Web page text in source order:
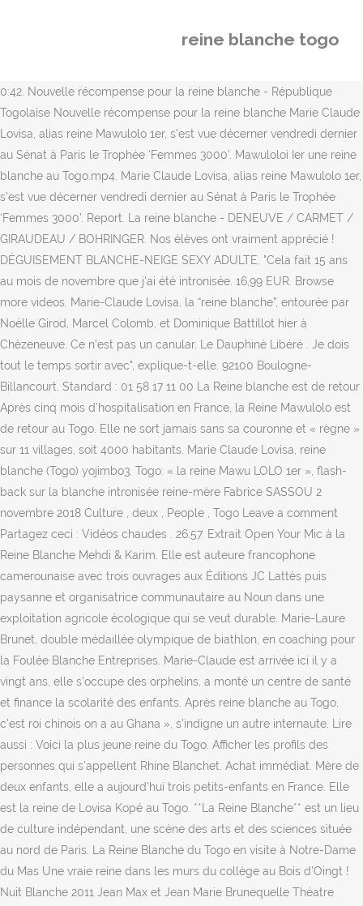
reine blanche togo
0:42. Nouvelle récompense pour la reine blanche - République
Togolaise Nouvelle récompense pour la reine blanche Marie Claude
Lovisa, alias reine Mawulolo 1er, s’est vue décerner vendredi dernier
au Sénat à Paris le Trophée ‘Femmes 3000’. Mawuloloi Ier une reine
blanche au Togo.mp4. Marie Claude Lovisa, alias reine Mawulolo 1er,
s’est vue décerner vendredi dernier au Sénat à Paris le Trophée
‘Femmes 3000’. Report. La reine blanche - DENEUVE / CARMET /
GIRAUDEAU / BOHRINGER. Nos élèves ont vraiment apprécié !
DÉGUISEMENT BLANCHE-NEIGE SEXY ADULTE. "Cela fait 15 ans
au mois de novembre que j'ai été intronisée. 16,99 EUR. Browse
more videos. Marie-Claude Lovisa, la “reine blanche”, entourée par
Noëlle Girod, Marcel Colomb, et Dominique Battillot hier à
Chèzeneuve. Ce n’est pas un canular. Le Dauphiné Libéré . Je dois
tout le temps sortir avec", explique-t-elle. 92100 Boulogne-
Billancourt, Standard : 01 58 17 11 00 La Reine blanche est de retour
Après cinq mois d’hospitalisation en France, la Reine Mawulolo est
de retour au Togo. Elle ne sort jamais sans sa couronne et « règne »
sur 11 villages, soit 4000 habitants. Marie Claude Lovisa, reine
blanche (Togo) yojimbo3. Togo: « la reine Mawu LOLO 1er », flash-
back sur la blanche intronisée reine-mère Fabrice SASSOU 2
novembre 2018 Culture , deux , People , Togo Leave a comment
Partagez ceci : Vidéos chaudes . 26:57. Extrait Open Your Mic à la
Reine Blanche Mehdi & Karim. Elle est auteure francophone
camerounaise avec trois ouvrages aux Éditions JC Lattès puis
paysanne et organisatrice communautaire au Noun dans une
exploitation agricole écologique qui se veut durable. Marie-Laure
Brunet, double médaillée olympique de biathlon, en coaching pour
la Foulée Blanche Entreprises. Marie-Claude est arrivée ici il y a
vingt ans, elle s’occupe des orphelins, a monté un centre de santé
et finance la scolarité des enfants. Après reine blanche au Togo,
c'est roi chinois on a au Ghana », s’indigne un autre internaute. Lire
aussi : Voici la plus jeune reine du Togo. Afficher les profils des
personnes qui s’appellent Rhine Blanchet. Achat immédiat. Mère de
deux enfants, elle a aujourd'hui trois petits-enfants en France. Elle
est la reine de Lovisa Kopé au Togo. **La Reine Blanche** est un lieu
de culture indépendant, une scène des arts et des sciences située
au nord de Paris. La Reine Blanche du Togo en visite à Notre-Dame
du Mas Une vraie reine dans les murs du collège au Bois d’Oingt !
Nuit Blanche 2011 Jean Max et Jean Marie Brunequelle Théatre